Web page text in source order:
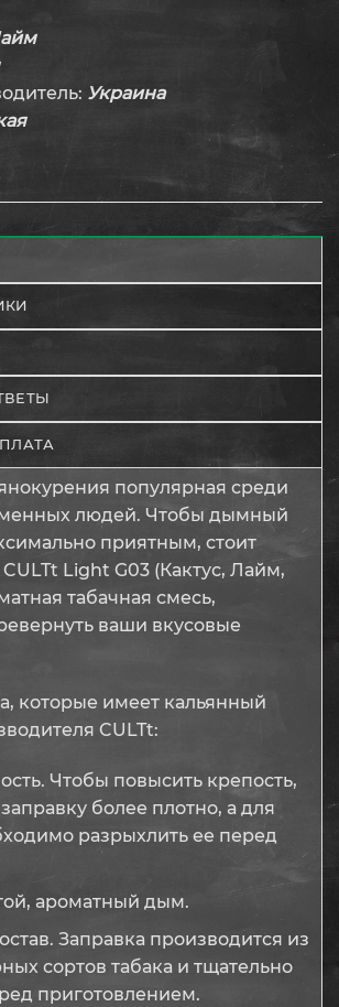
Украина
популярная среди
людей. Чтобы дымный
приятным, стоит
Light G03 (Кактус, Лайм,
табачная смесь,
ваши вкусовые
которые имеет кальянный
CULTt:
Чтобы повысить крепость,
более плотно, а для
разрыхлить ее перед
ароматный дым.
Заправка производится из
сортов табака и тщательно
приготовлением.